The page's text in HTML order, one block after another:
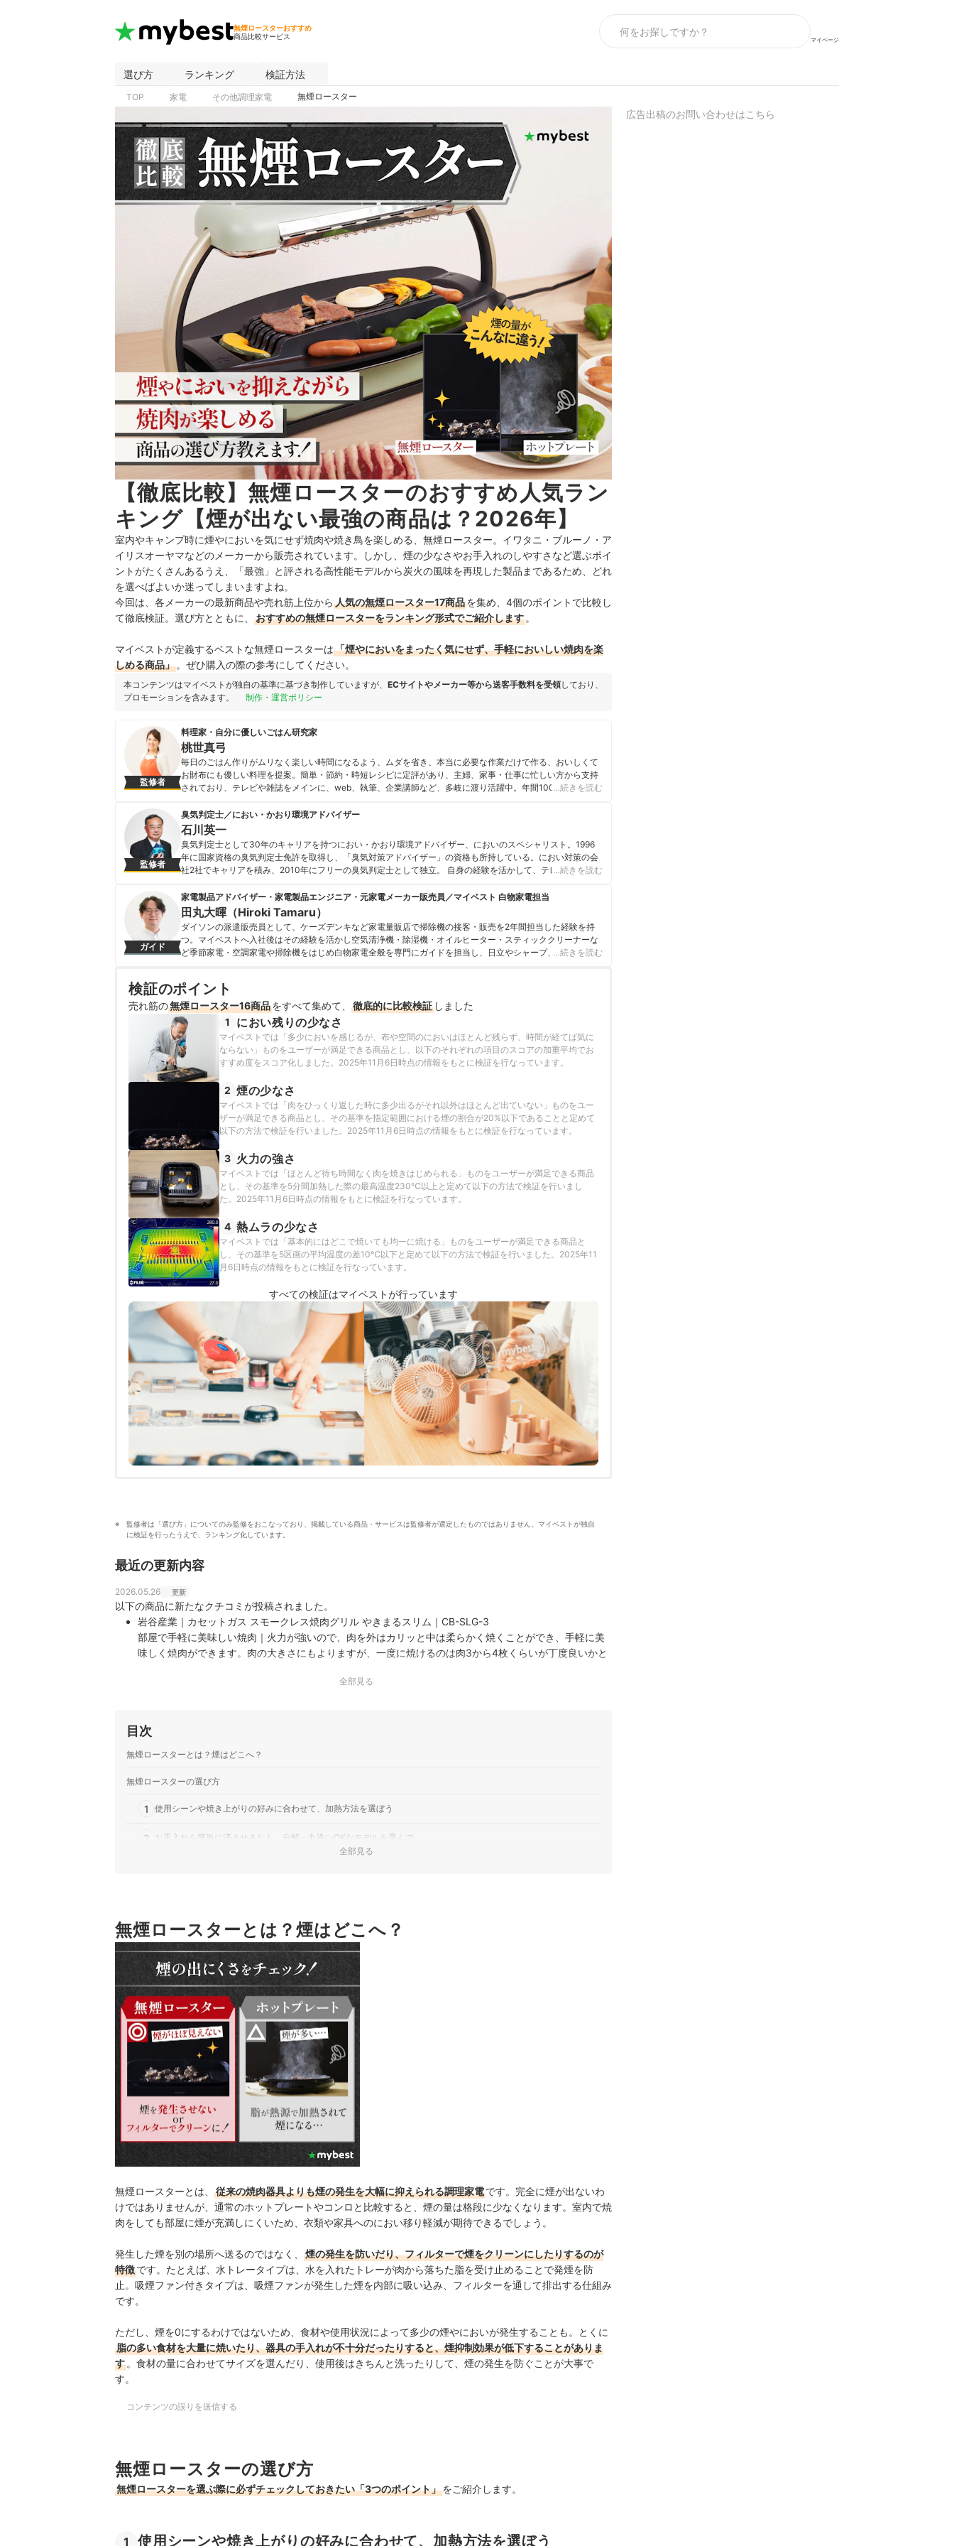
無煙ロースターおすすめ
商品比較サービス
マイページ
選び方 ランキング 検証方法
TOP 家電 その他調理家電 無煙ロースター
【徹底比較】無煙ロースターのおすすめ人気ラン
キング【煙が出ない最強の商品は？2026年】
室内やキャンプ時に煙やにおいを気にせず焼肉や焼き鳥を楽しめる、無煙ロースター。イワタニ・ブルーノ・ア
イリスオーヤマなどのメーカーから販売されています。しかし、煙の少なさやお手入れのしやすさなど選ぶポイ
ントがたくさんあるうえ、「最強」と評される高性能モデルから炭火の風味を再現した製品まであるため、どれ
を選べばよいか迷ってしまいますよね。
今回は、各メーカーの最新商品や売れ筋上位から 人気の無煙ロースター17商品を集め、4個のポイントで比較し
て徹底検証。選び方とともに、
おすすめの無煙ロースターをランキング形式でご紹介します 。
マイベストが定義するベストな無煙ロースターは「煙やにおいをまったく気にせず、手軽においしい焼肉を楽
しめる商品」 。ぜひ購入の際の参考にしてください。
本コンテンツはマイベストが独自の基準に基づき制作していますが、 ECサイトやメーカー等から送客手数料を受領しており、
プロモーションを含みます。
制作・運営ポリシー
監修者
料理家・自分に優しいごはん研究家
桃世真弓
毎日のごはん作りがムリなく楽しい時間になるよう、ムダを省き、本当に必要な作業だけで作る、おいしくて
お財布にも優しい料理を提案。簡単・節約・時短レシピに定評があり、主婦、家事・仕事に忙しい方から支持
されており、テレビや雑誌をメインに、web、執筆、企業講師など、多岐に渡り活躍中。年間1000種類以上の
く検証を行う。
桃世真弓のプロフィール
…続きを読む
監修者
臭気判定士／におい・かおり環境アドバイザー
石川英一
臭気判定士として30年のキャリアを持つにおい・かおり環境アドバイザー、においのスペシャリスト。1996
年に国家資格の臭気判定士免許を取得し、「臭気対策アドバイザー」の資格も所持している。におい対策の会
社2社でキャリアを積み、2010年にフリーの臭気判定士として独立。 自身の経験を活かして、テレビ・雑誌な
ER-GK40」効果試験、「ファブリーズ」消臭効果等の技術指導を行うなど、大手企業の消臭効果試験にも携わ
っている。
石川英一のプロフィール
…続きを読む
ガイド
家電製品アドバイザー・家電製品エンジニア・元家電メーカー販売員／マイベスト 白物家電担当
田丸大暉（Hiroki Tamaru）
ダイソンの派遣販売員として、ケーズデンキなど家電量販店で掃除機の接客・販売を2年間担当した経験を持
つ。マイベストへ入社後はその経験を活かし空気清浄機・除湿機・オイルヒーター・スティッククリーナーな
ど季節家電・空調家電や掃除機をはじめ白物家電全般を専門にガイドを担当し、日立やシャープ、パナソニッ
エネ性能やお手入れのしやすさまでひとつひとつ丁寧に確認しながらコンテンツ制作を行う。
田丸大暉（Hiroki Tamaru）のプロフィール
…続きを読む
検証のポイント
売れ筋の無煙ロースター16商品をすべて集めて、 徹底的に比較検証 しました
1
におい残りの少なさ
マイベストでは「多少においを感じるが、布や空間のにおいはほとんど残らず、時間が経てば気に
ならない」ものをユーザーが満足できる商品とし、以下のそれぞれの項目のスコアの加重平均でお
すすめ度をスコア化しました。2025年11月6日時点の情報をもとに検証を行なっています。
2 煙の少なさ
マイベストでは「肉をひっくり返した時に多少出るがそれ以外はほとんど出ていない」ものをユー
ザーが満足できる商品とし、その基準を指定範囲における煙の割合が20%以下であることと定めて
以下の方法で検証を行いました。2025年11月6日時点の情報をもとに検証を行なっています。
3 火力の強さ
マイベストでは「ほとんど待ち時間なく肉を焼きはじめられる」ものをユーザーが満足できる商品
とし、その基準を5分間加熱した際の最高温度230℃以上と定めて以下の方法で検証を行いまし
た。2025年11月6日時点の情報をもとに検証を行なっています。
4 熱ムラの少なさ
マイベストでは「基本的にはどこで焼いても均一に焼ける」ものをユーザーが満足できる商品と
し、その基準を5区画の平均温度の差10℃以下と定めて以下の方法で検証を行いました。2025年11
月6日時点の情報をもとに検証を行なっています。
すべての検証はマイベストが行っています
監修者は「選び方」についてのみ監修をおこなっており、掲載している商品・サービスは監修者が選定したものではありません。マイベストが独自
に検証を行ったうえで、ランキング化しています。
最近の更新内容
2026.05.26 更新
以下の商品に新たなクチコミが投稿されました。
岩谷産業｜カセットガス スモークレス焼肉グリル やきまるスリム｜CB-SLG-3
部屋で手軽に美味しい焼肉｜火力が強いので、肉を外はカリッと中は柔らかく焼くことができ、手軽に美
味しく焼肉ができます。肉の大きさにもよりますが、一度に焼けるのは肉3から4枚くらいが丁度良いかと
全部見る
目次
無煙ロースターとは？煙はどこへ？
無煙ロースターの選び方
1 使用シーンや焼き上がりの好みに合わせて、加熱方法を選ぼう
2 お手入れを簡単に済ませるなら、分解・丸洗いOKなモデルを選んで
売れ筋の人気無煙ロースター全16商品を徹底比較！
無煙ロースターの売れ筋ランキングもチェック！
全部見る
無煙ロースターとは？煙はどこへ？
無煙ロースターとは、 従来の焼肉器具よりも煙の発生を大幅に抑えられる調理家電です。完全に煙が出ないわ
けではありませんが、通常のホットプレートやコンロと比較すると、煙の量は格段に少なくなります。室内で焼
肉をしても部屋に煙が充満しにくいため、衣類や家具へのにおい移り軽減が期待できるでしょう。
発生した煙を別の場所へ送るのではなく、
煙の発生を防いだり、フィルターで煙をクリーンにしたりするのが
特徴です。たとえば、水トレータイプは、水を入れたトレーが肉から落ちた脂を受け止めることで発煙を防
止。吸煙ファン付きタイプは、吸煙ファンが発生した煙を内部に吸い込み、フィルターを通して排出する仕組み
です。
ただし、煙を0にするわけではないため、食材や使用状況によって多少の煙やにおいが発生することも。とくに
脂の多い食材を大量に焼いたり、器具の手入れが不十分だったりすると、煙抑制効果が低下することがありま
す 。食材の量に合わせてサイズを選んだり、使用後はきちんと洗ったりして、煙の発生を防ぐことが大事で
す。
コンテンツの誤りを送信する
無煙ロースターの選び方
無煙ロースターを選ぶ際に必ずチェックしておきたい「3つのポイント」をご紹介します。
1 使用シーンや焼き上がりの好みに合わせて、加熱方法を選ぼう
広告出稿のお問い合わせはこちら